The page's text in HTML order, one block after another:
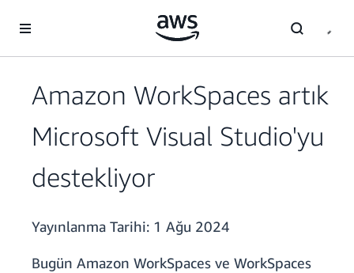
Amazon WorkSpaces artık
Microsoft Visual Studio'yu
destekliyor
Yayınlanma Tarihi: 1 Ağu 2024
Bugün Amazon WorkSpaces ve WorkSpaces